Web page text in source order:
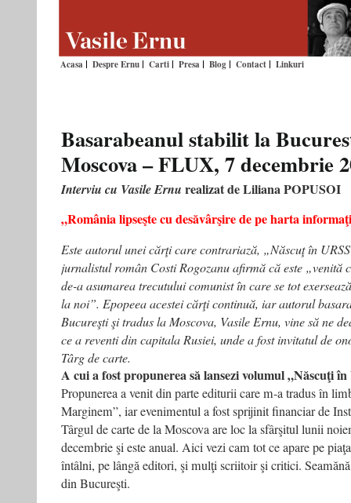
Acasa Despre Ernu Carti Presa Blog Contact Linkuri
Basarabeanul stabilit la
Moscova – FLUX, 7 decembrie
Interviu cu Vasile Ernu realizat de Liliana POPUSOI
„România lipseşte cu desăvârşire de pe harta
Este autorul unei cărţi care contrariază, „Născuţ în
jurnalistul român Costi Rogozanu afirmă că este „venită
de-a asumarea trecutului comunist în care se tot
la noi”. Epopeea acestei cărţi continuă, iar autorul
Bucureşti şi tradus la Moscova, Vasile Ernu, vine să ne
ce a reventi din capitala Rusiei, unde a fost invitatul de
Târg de carte.
A cui a fost propunerea să lansezi volumul „Născuţi în
Propunerea a venit din parte editurii care m-a tradus în
Marginem”, iar evenimentul a fost sprijinit financiar de
Târgul de carte de la Moscova are loc la sfârşitul lunii
decembrie şi este anual. Aici vezi cam tot ce apare pe
întâlni, pe lângă editori, şi mulţi scriitoir şi critici.
din Bucureşti.